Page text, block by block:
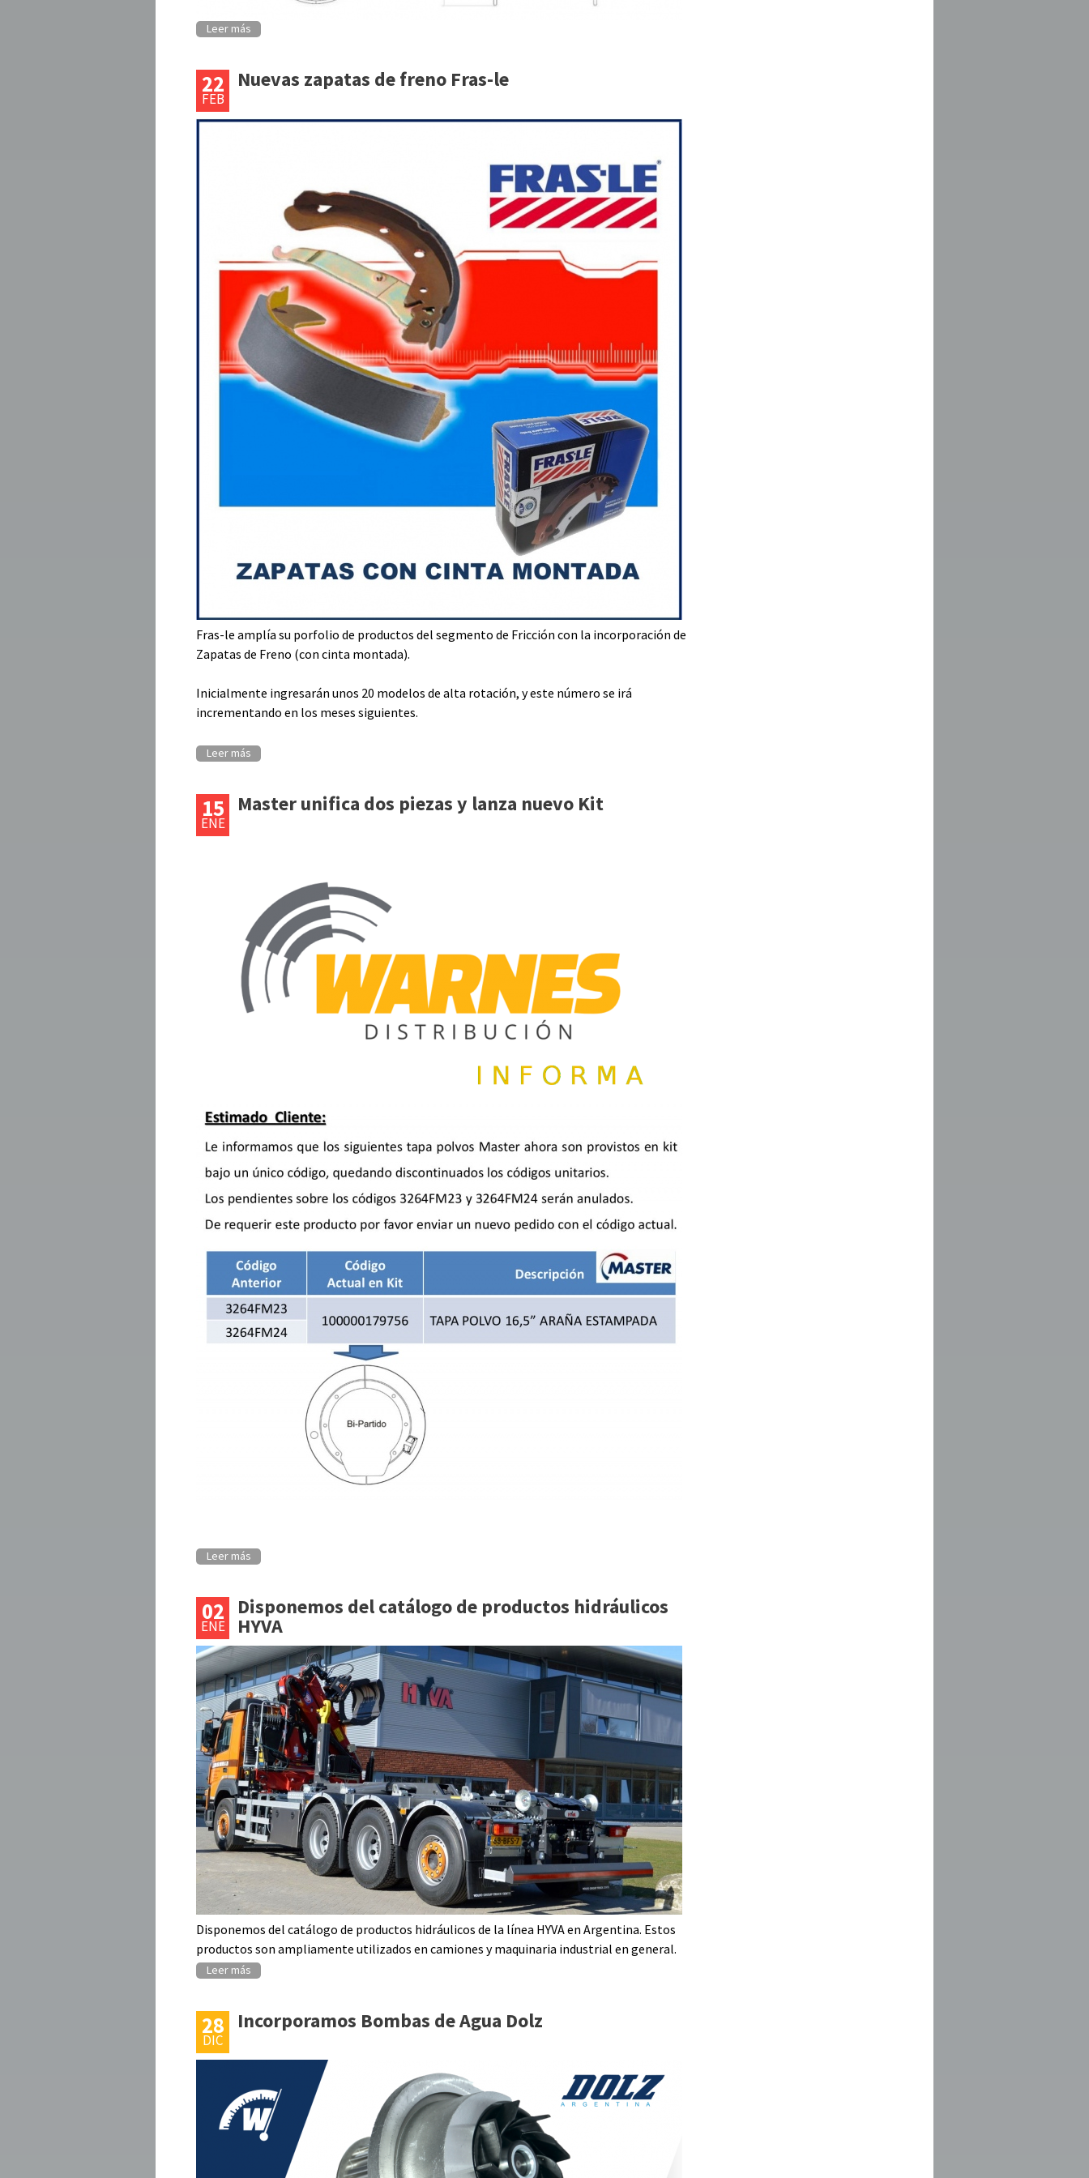
Leer más
22
FEB
Nuevas zapatas de freno Fras-le
Fras-le amplía su porfolio de productos del segmento de Fricción con la incorporación de
Zapatas de Freno (con cinta montada).
Inicialmente ingresarán unos 20 modelos de alta rotación, y este número se irá
incrementando en los meses siguientes.
Leer más
15
ENE
Master unifica dos piezas y lanza nuevo Kit
Leer más
02
ENE
Disponemos del catálogo de productos hidráulicos
HYVA
Disponemos del catálogo de productos hidráulicos de la línea HYVA en Argentina. Estos
productos son ampliamente utilizados en camiones y maquinaria industrial en general.
Leer más
28
DIC
Incorporamos Bombas de Agua Dolz